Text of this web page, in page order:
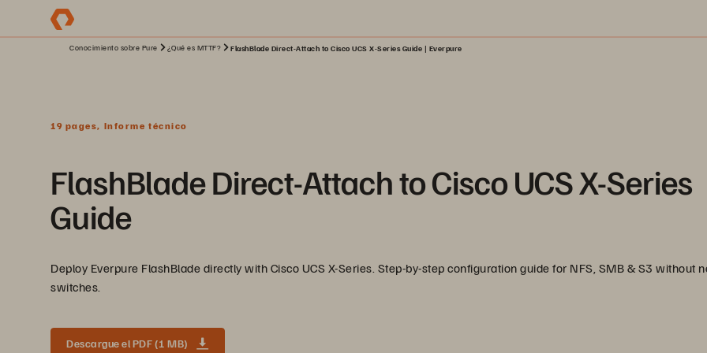
Conocimiento sobre Pure ¿Qué es MTTF? FlashBlade Direct-Attach to Cisco UCS X-Series Guide | Everpure
19 pages, Informe técnico
FlashBlade Direct-Attach to Cisco UCS X-Series
Guide
Deploy Everpure FlashBlade directly with Cisco UCS X-Series. Step-by-step configuration guide for NFS, SMB & S3 without
switches.
Descargue el PDF (1 MB)